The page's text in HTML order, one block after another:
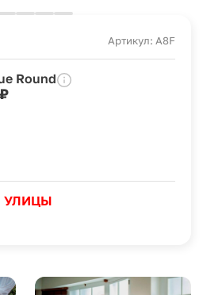
Артикул: A8F
Round
УЛИЦЫ